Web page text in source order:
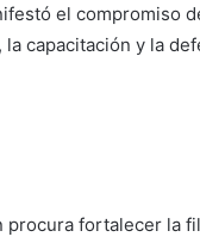
el compromiso
capacitación y la
fortalecer la